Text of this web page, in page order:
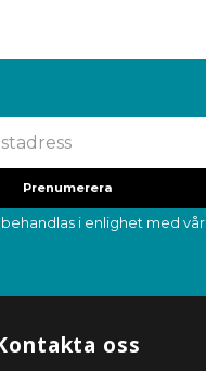
Prenumerera
i enlighet med vår
oss